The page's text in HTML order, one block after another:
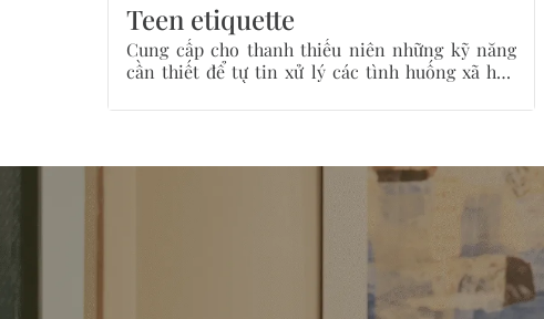
Teen etiquette
Cung cấp cho thanh thiếu niên những kỹ năng
cần thiết để tự tin xử lý các tình huống xã hội,